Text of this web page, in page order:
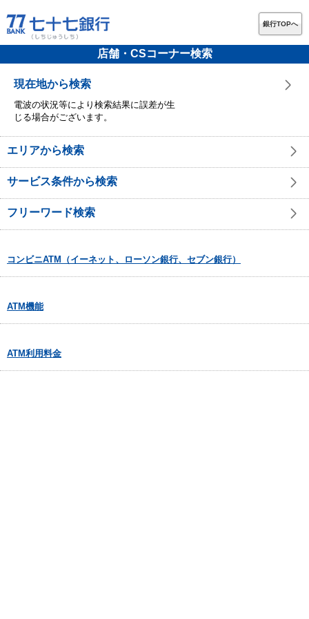
銀行TOPへ
店舗・CSコーナー検索
現在地から検索
電波の状況等により検索結果に誤差が生
じる場合がございます。
エリアから検索
サービス条件から検索
フリーワード検索
コンビニATM（イーネット、ローソン銀行、セブン銀行）
ATM機能
ATM利用料金